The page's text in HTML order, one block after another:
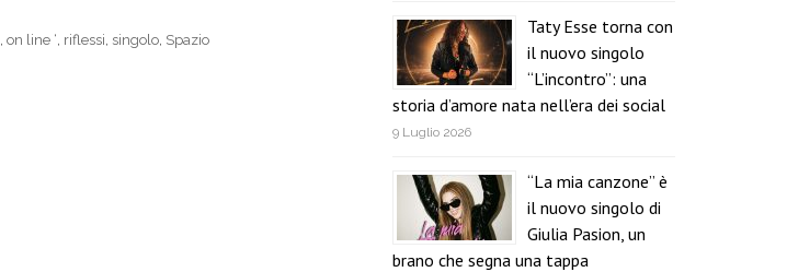
, on line ‘, riflessi, singolo, Spazio
Taty Esse torna con
il nuovo singolo
“L’incontro”: una
storia d’amore nata nell’era dei social
9 Luglio 2026
“La mia canzone” è
il nuovo singolo di
Giulia Pasion, un
brano che segna una tappa